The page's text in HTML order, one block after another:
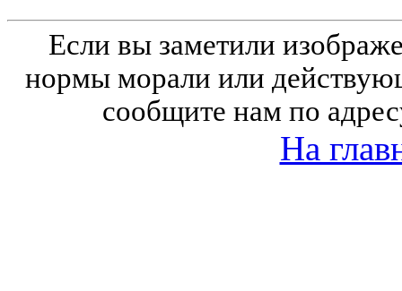
Если вы заметили
нормы морали или
сообщите нам по
На